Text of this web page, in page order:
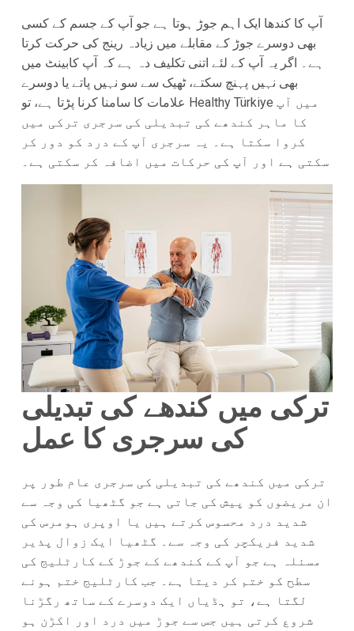
آپ کا کندھا ایک اہم جوڑ ہوتا ہے جو آپ کے جسم کے کسی
بھی دوسرے جوڑ کے مقابلے میں زیادہ رینج کی حرکت کرتا
ہے۔ اگر یہ آپ کے لئے اتنی تکلیف دہ ہے کہ آپ کابینٹ میں
بھی نہیں پہنچ سکتے، ٹھیک سے سو نہیں پاتے یا دوسرے
علامات کا سامنا کرنا پڑتا ہے، تو Healthy Türkiye میں آپ
کا ماہر کندھے کی تبدیلی کی سرجری ترکی میں
کروا سکتا ہے۔ یہ سرجری آپ کے درد کو دور کر
سکتی ہے اور آپ کی حرکات میں اضافہ کر سکتی ہے۔
ترکی میں کندھے کی تبدیلی
کی سرجری کا عمل
ترکی میں کندھے کی تبدیلی کی سرجری عام طور پر
ان مریضوں کو پیش کی جاتی ہے جو گٹھیا کی وجہ سے
شدید درد محسوس کرتے ہیں یا اوپری ہومرس کی
شدید فریکچر کی وجہ سے۔ گٹھیا ایک زوال پذیر
مسئلہ ہے جو آپ کے کندھے کے جوڑ کے کارٹلیج کی
سطح کو ختم کر دیتا ہے۔ جب کارٹلیج ختم ہونے
لگتا ہے، تو ہڈیاں ایک دوسرے کے ساتھ رگڑنا
شروع کرتی ہیں جس سے جوڑ میں درد اور اکڑن ہو